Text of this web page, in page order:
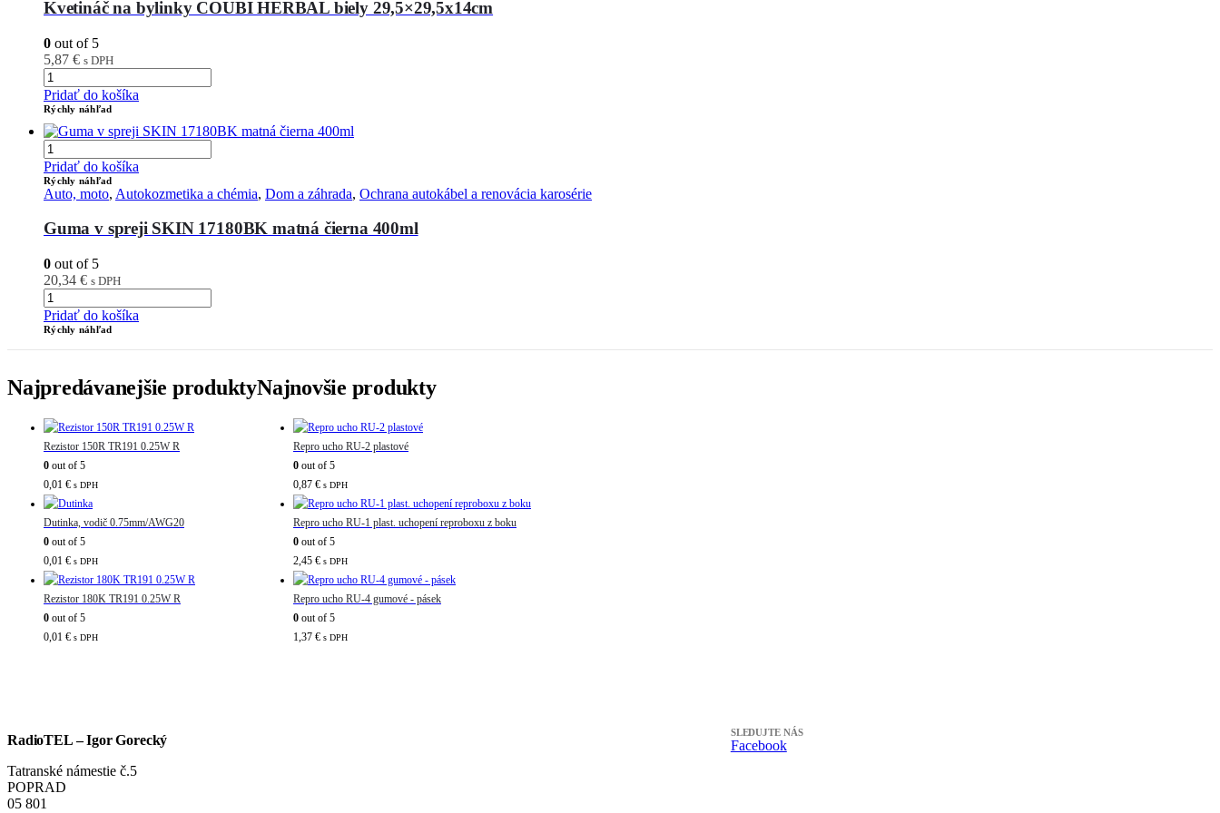
Kvetináč na bylinky COUBI HERBAL biely 29,5×29,5x14cm
0 out of 5
5,87 € s DPH
Pridať do košíka
Rýchly náhľad
Pridať do košíka
Rýchly náhľad
Auto, moto, Autokozmetika a chémia, Dom a záhrada, Ochrana autokábel a renovácia karosérie
Guma v spreji SKIN 17180BK matná čierna 400ml
0 out of 5
20,34 € s DPH
Pridať do košíka
Rýchly náhľad
Najpredávanejšie produkty
Rezistor 150R TR191 0.25W R
0 out of 5
0,01 € s DPH
Dutinka, vodič 0.75mm/AWG20
0 out of 5
0,01 € s DPH
Rezistor 180K TR191 0.25W R
0 out of 5
0,01 € s DPH
Najnovšie produkty
Repro ucho RU-2 plastové
0 out of 5
0,87 € s DPH
Repro ucho RU-1 plast. uchopení reproboxu z boku
0 out of 5
2,45 € s DPH
Repro ucho RU-4 gumové - pásek
0 out of 5
1,37 € s DPH
RadioTEL – Igor Gorecký
Tatranské námestie č.5
POPRAD
05 801
SLEDUJTE NÁS
Facebook